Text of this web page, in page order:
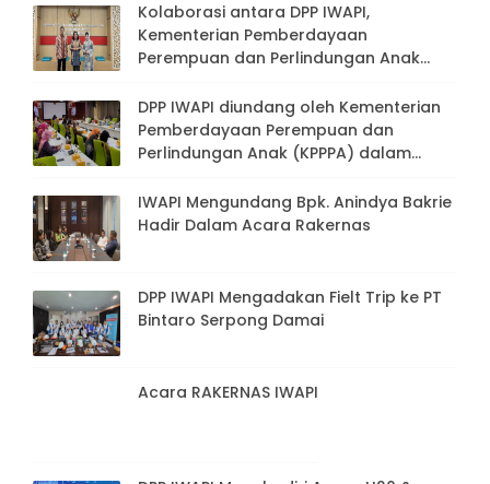
Kolaborasi antara DPP IWAPI,
Kementerian Pemberdayaan
Perempuan dan Perlindungan Anak
Bakrie & Brothers, Tbk
DPP IWAPI diundang oleh Kementerian
Pemberdayaan Perempuan dan
Perlindungan Anak (KPPPA) dalam
Hari Ibu ke-94 tahun 2022
IWAPI Mengundang Bpk. Anindya Bakrie
Hadir Dalam Acara Rakernas
DPP IWAPI Mengadakan Fielt Trip ke PT
Bintaro Serpong Damai
Acara RAKERNAS IWAPI